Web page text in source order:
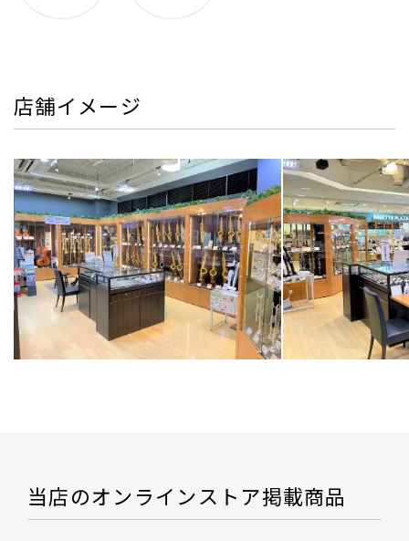
店舗イメージ
当店のオンラインストア掲載商品